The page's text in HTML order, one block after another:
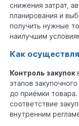
снижения затрат,
планирования и
получить нужные
наилучшим
Как
Контроль закупок
этапов
до приёмки
соответствие
внутренним